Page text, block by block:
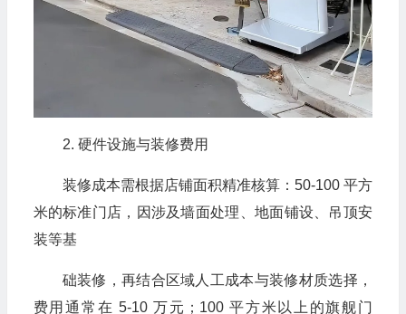
2. 硬件设施与装修费用
装修成本需根据店铺面积精准核算：50-100 平方
米的标准门店，因涉及墙面处理、地面铺设、吊顶安
装等基
础装修，再结合区域人工成本与装修材质选择，
费用通常在 5-10 万元；100 平方米以上的旗舰门